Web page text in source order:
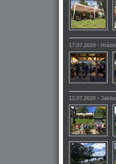
17.07.2020 -
12.07.2020 -